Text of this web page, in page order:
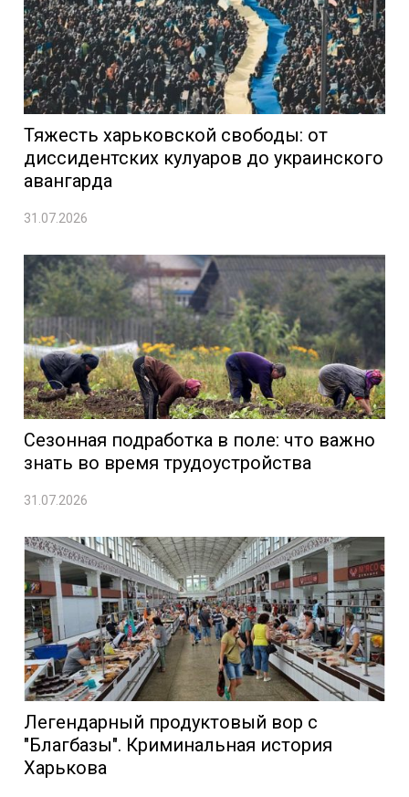
Тяжесть харьковской свободы: от
диссидентских кулуаров до украинского
авангарда
31.07.2026
Сезонная подработка в поле: что важно
знать во время трудоустройства
31.07.2026
Легендарный продуктовый вор с
"Благбазы". Криминальная история
Харькова